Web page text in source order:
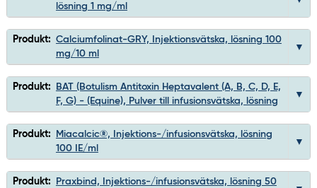
lösning 1 mg/ml
Produkt: Calciumfolinat-GRY, Injektionsvätska, lösning 100
mg/10 ml
Produkt:
BAT (Botulism Antitoxin Heptavalent (A, B, C, D, E,
F, G) - (Equine), Pulver till infusionsvätska, lösning
Produkt:
Miacalcic®, Injektions-/infusionsvätska, lösning
100 IE/ml
Produkt:
Praxbind, Injektions-/infusionsvätska, lösning 50